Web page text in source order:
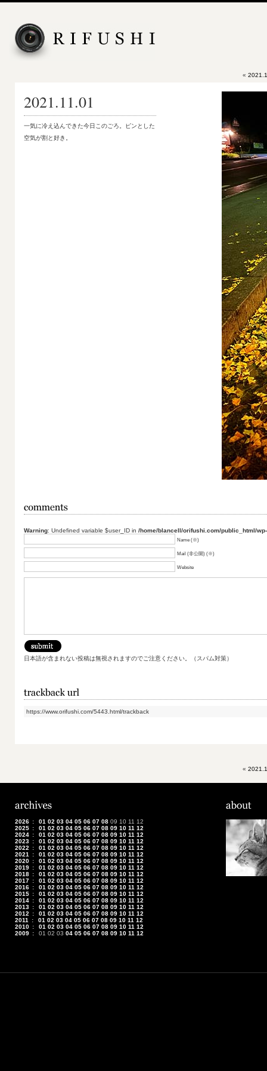
«
2021.11.01
一気に冷え込んできた今日このごろ。ピンとした
空気が割と好き。
Warning: Undefined variable $user_ID in /home/blancell/orifushi.com/public_html/
Name (※)
Mail (非公開) (※)
Website
日本語が含まれない投稿は無視されますのでご注意ください。（スパム対策）
https://www.orifushi.com/5443.html/trackback
«
2026 : 01 02 03 04 05 06 07 08 09 10 11 12
2025 : 01 02 03 04 05 06 07 08 09 10 11 12
2024 : 01 02 03 04 05 06 07 08 09 10 11 12
2023 : 01 02 03 04 05 06 07 08 09 10 11 12
2022
: 01 02 03 04 05 06 07 08 09 10 11 12
2021
: 01 02 03 04 05 06 07 08 09 10 11 12
2020 : 01 02 03 04 05 06 07 08 09 10 11 12
2019 : 01 02 03 04 05 06 07 08 09 10 11 12
2018 : 01 02 03 04 05 06 07 08 09 10 11 12
2017 : 01 02 03 04 05 06 07 08 09 10 11 12
2016 : 01 02 03 04 05 06 07 08 09 10 11 12
2015 : 01 02 03 04 05 06 07 08 09 10 11 12
2014 : 01 02 03 04 05 06 07 08 09 10 11 12
2013 : 01 02 03 04 05 06 07 08 09 10 11 12
2012
: 01 02 03 04 05 06 07 08 09 10 11 12
2011
: 01 02 03 04 05 06 07 08 09 10 11 12
2010 : 01 02 03 04 05 06 07 08 09 10 11 12
2009 : 01 02 03 04 05 06 07 08 09 10 11 12